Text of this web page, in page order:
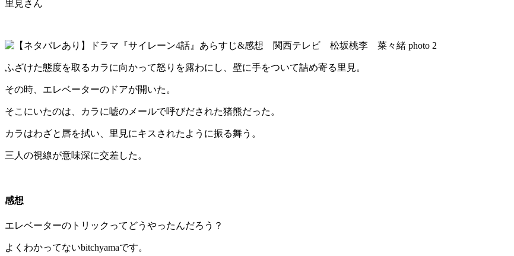
里見さん
ふざけた態度を取るカラに向かって怒りを露わにし、壁に手をついて詰め寄る里見。
その時、エレベーターのドアが開いた。
そこにいたのは、カラに嘘のメールで呼びだされた猪熊だった。
カラはわざと唇を拭い、里見にキスされたように振る舞う。
三人の視線が意味深に交差した。
感想
エレベーターのトリックってどうやったんだろう？
よくわかってないbitchyamaです。